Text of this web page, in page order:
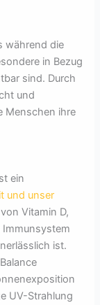
während die
in Bezug
sind. Durch
und
Menschen ihre
ein
und unser
Vitamin D,
ist.
UV-Strahlung